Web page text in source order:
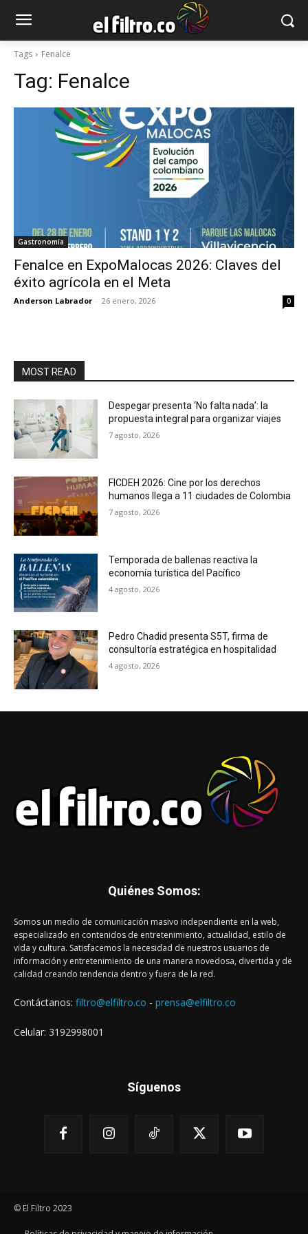
Tags Fenalce
Tag: Fenalce
Gastronomía
Fenalce en ExpoMalocas 2026: Claves del
éxito agrícola en el Meta
Anderson Labrador - 26 enero, 2026 0
MOST READ
Despegar presenta ‘No falta nada’: la
propuesta integral para organizar viajes
7 agosto, 2026
FICDEH 2026: Cine por los derechos
humanos llega a 11 ciudades de Colombia
7 agosto, 2026
Temporada de ballenas reactiva la
economía turística del Pacífico
4 agosto, 2026
Pedro Chadid presenta S5T, firma de
consultoría estratégica en hospitalidad
4 agosto, 2026
Quiénes Somos:
Somos un medio de comunicación masivo independiente en la web,
especializado en contenidos de entretenimiento, actualidad, estilo de
vida y cultura. Satisfacemos la necesidad de nuestros usuarios de
información y entretenimiento de una manera novedosa, divertida y de
calidad creando tendencia dentro y fuera de la red.
Contáctanos: filtro@elfiltro.co - prensa@elfiltro.co
Celular: 3192998001
Síguenos
© El Filtro 2023